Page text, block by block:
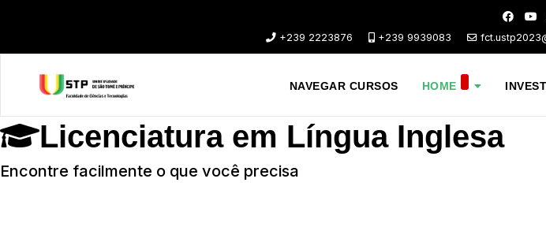
+239 2223876 +239 9939083
NAVEGAR CURSOS HOME
Licenciatura em Língua Inglesa
Encontre facilmente o que você precisa